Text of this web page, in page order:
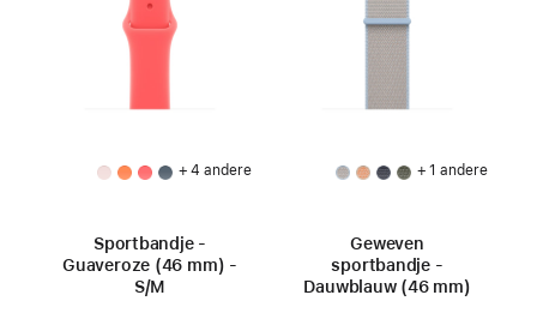
+ 4 andere
Sportbandje -
Guaveroze (46 mm) -
S/M
+ 1 andere
Geweven
sportbandje -
Dauwblauw (46 mm)